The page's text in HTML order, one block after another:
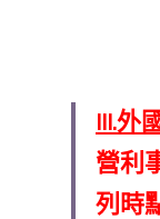
III.外
營利
列時